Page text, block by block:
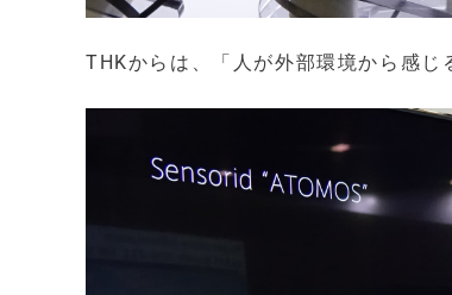
THKからは、「人が外部環境から感じ